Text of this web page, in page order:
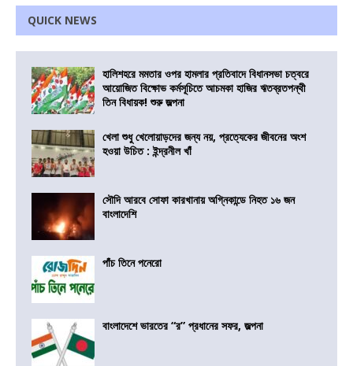
QUICK NEWS
হালিশহরে মমতার ওপর হামলার প্রতিবাদে বিধানসভা চত্বরে
আয়োজিত বিক্ষোভ কর্মসূচিতে আচমকা হাজির ঋতব্রতপন্থী
তিন বিধায়ক! শুরু জল্পনা
খেলা শুধু খেলোয়াড়দের জন্য নয়, প্রত্যেকের জীবনের অংশ
হওয়া উচিত : ইন্দ্রনীল খাঁ
সৌদি আরবে সোফা কারখানায় অগ্নিকান্ডে নিহত ১৬ জন
বাংলাদেশি
পাঁচ তিনে পনেরো
বাংলাদেশে ভারতের “র” প্রধানের সফর, জল্পনা